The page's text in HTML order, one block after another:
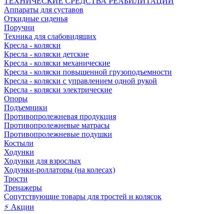
Аппараты для суставов
Откидные сиденья
Поручни
Техника для слабовидящих
Кресла - коляски
Кресла - коляски детские
Кресла - коляски механические
Кресла - коляски повышенной грузоподъемности
Кресла - коляски с управлением одной рукой
Кресла - коляски электрические
Опоры
Подъемники
Противопролежневая продукция
Противопролежневые матрасы
Противопролежневые подушки
Костыли
Ходунки
Ходунки для взрослых
Ходунки-роллаторы (на колесах)
Трости
Тренажеры
Сопутствующие товары для тростей и колясок
⚡ Акции